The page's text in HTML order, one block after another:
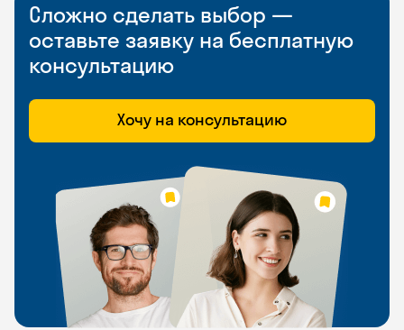
Сложно сделать выбор —
оставьте заявку на бесплатную
консультацию
Хочу на консультацию